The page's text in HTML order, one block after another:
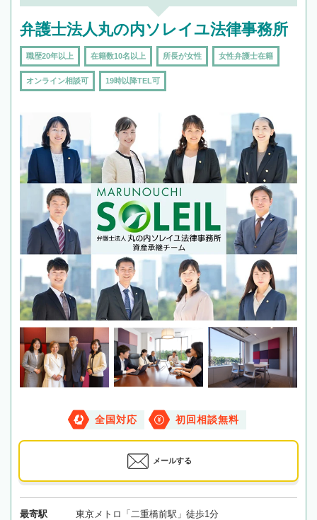
弁護士法人丸の内ソレイユ法律事務所
職歴20年以上 在籍数10名以上 所長が女性 女性弁護士在籍
オンライン相談可 19時以降TEL可
全国対応 初回相談無料
メールする
最寄駅 東京メトロ「二重橋前駅」徒歩1分